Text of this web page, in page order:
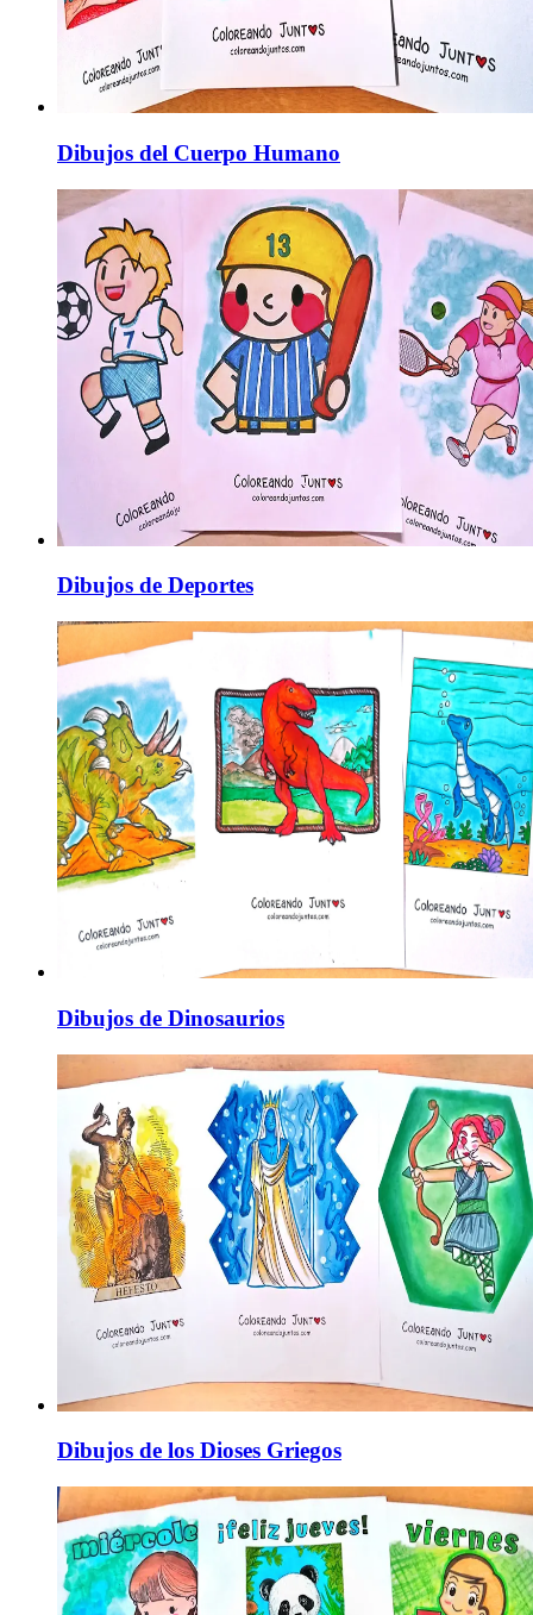
Dibujos del Cuerpo Humano
Dibujos de Deportes
Dibujos de Dinosaurios
Dibujos de los Dioses Griegos